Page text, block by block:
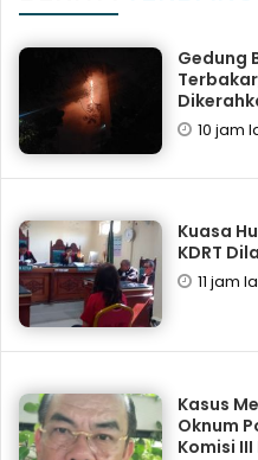
Gedung
10 jam
Kuasa
KDRT
11 jam
Kasus
Oknum
Komisi